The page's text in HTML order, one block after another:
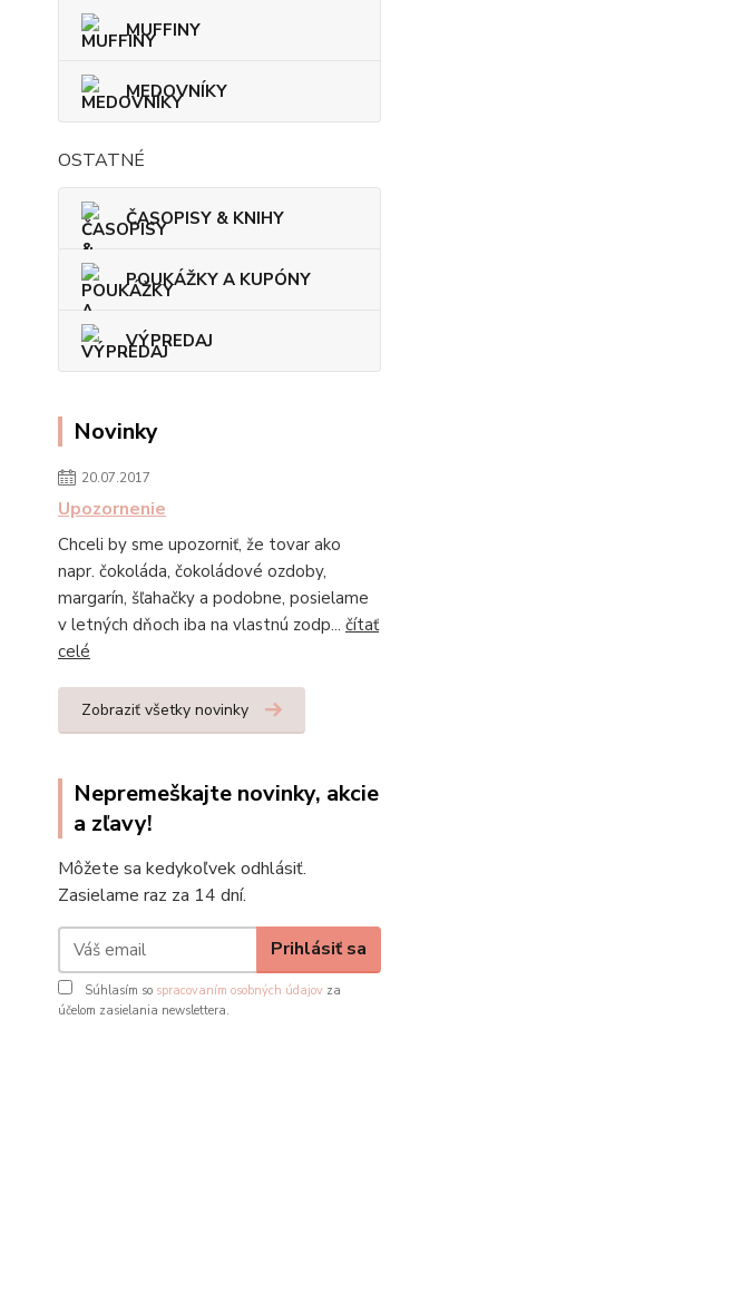
MUFFINY
MEDOVNÍKY
OSTATNÉ
ČASOPISY & KNIHY
POUKÁŽKY A KUPÓNY
VÝPREDAJ
Novinky
20.07.2017
Upozornenie
Chceli by sme upozorniť, že tovar ako
napr. čokoláda, čokoládové ozdoby,
margarín, šľahačky a podobne, posielame
v letných dňoch iba na vlastnú zodp... čítať
celé
Zobraziť všetky novinky
Nepremeškajte novinky, akcie
a zľavy!
Môžete sa kedykoľvek odhlásiť.
Zasielame raz za 14 dní.
Prihlásiť sa
Súhlasím so spracovaním osobných údajov za
účelom zasielania newslettera.